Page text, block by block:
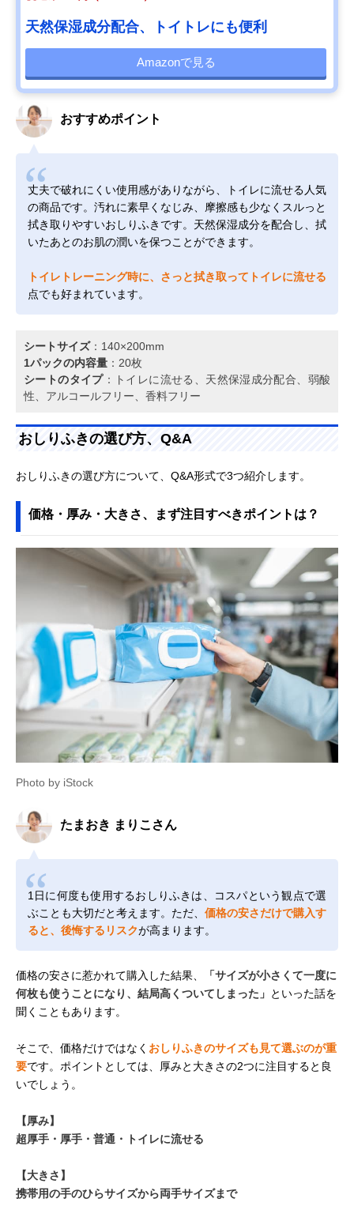
天然保湿成分配合、トイトレにも便利
Amazonで見る
おすすめポイント
丈夫で破れにくい使用感がありながら、トイレに流せる人気
の商品です。汚れに素早くなじみ、摩擦感も少なくスルっと
拭き取りやすいおしりふきです。天然保湿成分を配合し、拭
いたあとのお肌の潤いを保つことができます。
トイレトレーニング時に、さっと拭き取ってトイレに流せる
点でも好まれています。
シートサイズ：140×200mm
1パックの内容量 ：20枚
シートのタイプ：トイレに流せる、天然保湿成分配合、弱酸
性、アルコールフリー、香料フリー
おしりふきの選び方、Q&A
おしりふきの選び方について、Q&A形式で3つ紹介します。
価格・厚み・大きさ、まず注目すべきポイントは？
Photo by iStock
たまおき まりこさん
1日に何度も使用するおしりふきは、コスパという観点で選
ぶことも大切だと考えます。ただ、 価格の安さだけで購入す
ると、後悔するリスクが高まります。
価格の安さに惹かれて購入した結果、
「サイズが小さくて一度に
何枚も使うことになり、結局高くついてしまった」 といった話を
聞くこともあります。
そこで、価格だけではなく おしりふきのサイズも見て選ぶのが重
要です。ポイントとしては、厚みと大きさの2つに注目すると良
いでしょう。
【厚み】
超厚手・厚手・普通・トイレに流せる
【大きさ】
携帯用の手のひらサイズから両手サイズまで